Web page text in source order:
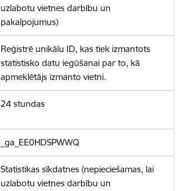
uzlabotu vietnes darbību un
pakalpojumus)
Reģistrē unikālu ID, kas tiek izmantots
statistisko datu iegūšanai par to, kā
apmeklētājs izmanto vietni.
24 stundas
_ga_EE0HDSPWWQ
Statistikas sīkdatnes (nepieciešamas, lai
uzlabotu vietnes darbību un